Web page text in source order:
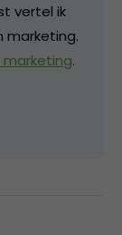
vertel ik
marketing.
.